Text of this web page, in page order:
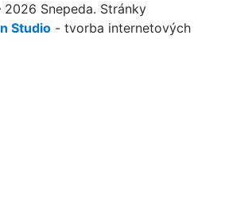
Snepeda. Stránky
Studio - tvorba internetových